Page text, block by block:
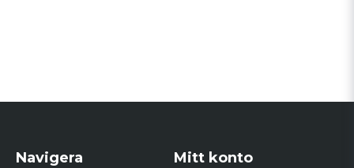
Navigera Mitt konto